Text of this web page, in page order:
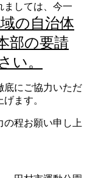
ましては、今一
の自治体
部の要請
い。
底にご協力いただ
ます。
の程お願い申し上